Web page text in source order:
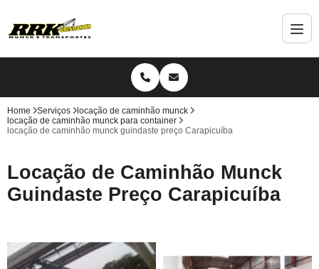
Home Serviços
locação de caminhão munck
locação de caminhão munck para container
locação de caminhão munck guindaste preço Carapicuíba
Locação de Caminhão Munck
Guindaste Preço Carapicuíba